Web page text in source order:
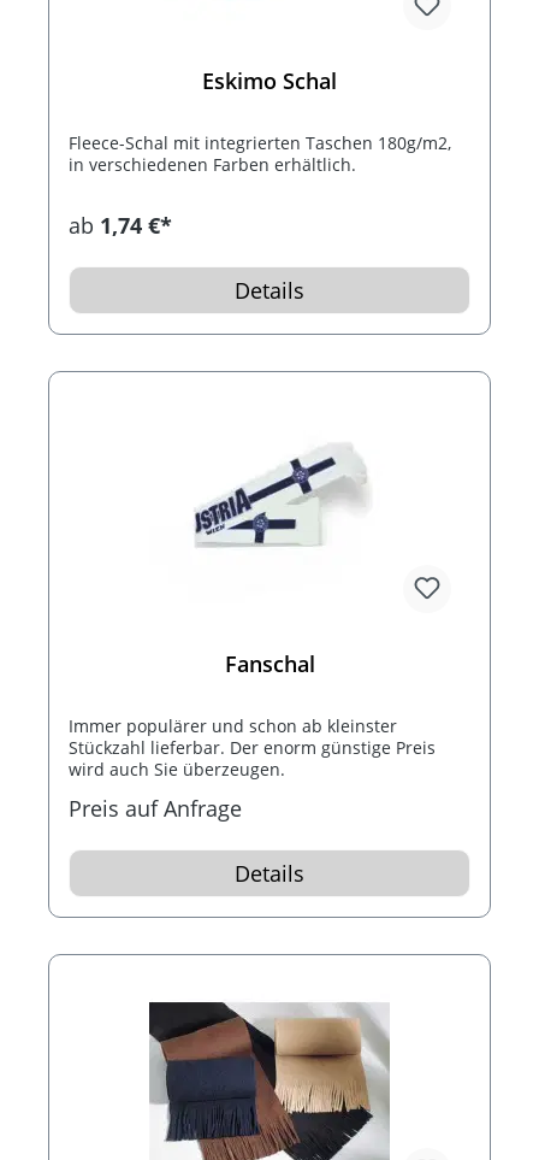
Eskimo Schal
Fleece-Schal mit integrierten Taschen 180g/m2,
in verschiedenen Farben erhältlich.
ab 1,74 €*
Details
Fanschal
Immer populärer und schon ab kleinster
Stückzahl lieferbar. Der enorm günstige Preis
wird auch Sie überzeugen.
Preis auf Anfrage
Details